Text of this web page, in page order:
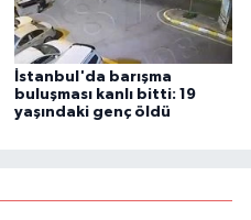
İstanbul'da barışma
buluşması kanlı bitti: 19
yaşındaki genç öldü